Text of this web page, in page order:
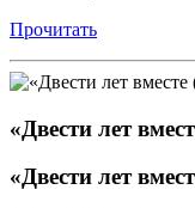
Прочитать
«Двести лет
«Двести лет